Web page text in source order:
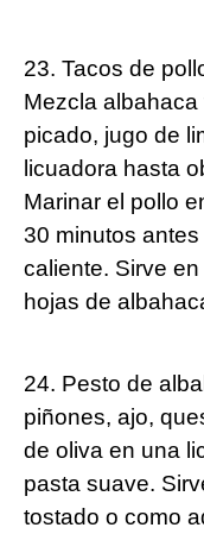
23. Tacos de
Mezcla
picado, jugo de
licuadora hasta
Marinar el pollo
30 minutos
caliente. Sirve
hojas de
24. Pesto de
piñones, ajo,
de oliva en una
pasta suave.
tostado o como